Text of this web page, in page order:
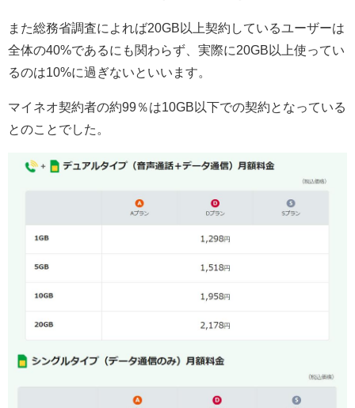
また総務省調査によれば20GB以上契約しているユーザーは
全体の40%であるにも関わらず、実際に20GB以上使ってい
るのは10%に過ぎないといいます。
マイネオ契約者の約99％は10GB以下での契約となっている
とのことでした。